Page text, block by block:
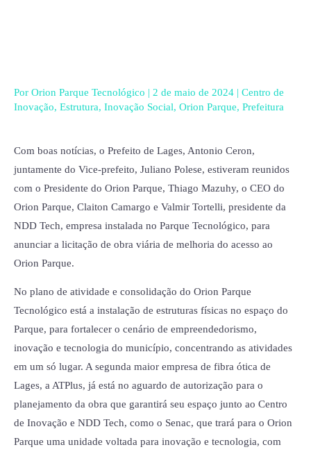
Por Orion Parque Tecnológico | 2 de maio de 2024 | Centro de
Inovação, Estrutura, Inovação Social, Orion Parque, Prefeitura
Com boas notícias, o Prefeito de Lages, Antonio Ceron,
juntamente do Vice-prefeito, Juliano Polese, estiveram reunidos
com o Presidente do Orion Parque, Thiago Mazuhy, o CEO do
Orion Parque, Claiton Camargo e Valmir Tortelli, presidente da
NDD Tech, empresa instalada no Parque Tecnológico, para
anunciar a licitação de obra viária de melhoria do acesso ao
Orion Parque.
No plano de atividade e consolidação do Orion Parque
Tecnológico está a instalação de estruturas físicas no espaço do
Parque, para fortalecer o cenário de empreendedorismo,
inovação e tecnologia do município, concentrando as atividades
em um só lugar. A segunda maior empresa de fibra ótica de
Lages, a ATPlus, já está no aguardo de autorização para o
planejamento da obra que garantirá seu espaço junto ao Centro
de Inovação e NDD Tech, como o Senac, que trará para o Orion
Parque uma unidade voltada para inovação e tecnologia, com